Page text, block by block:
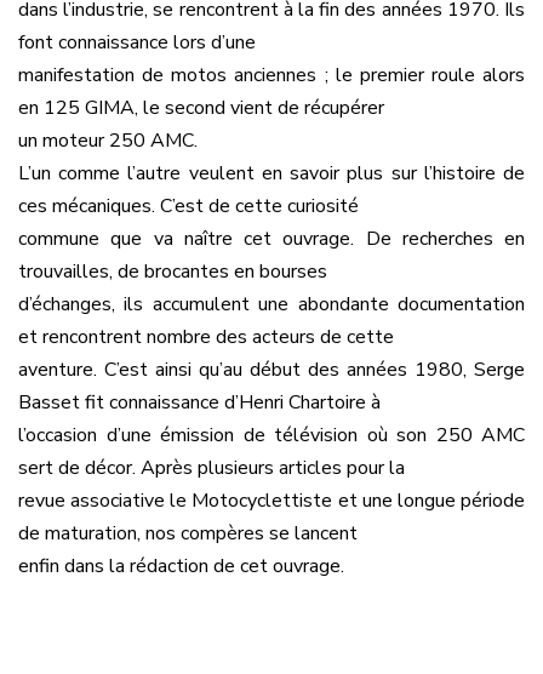
L’un comme l’autre veulent en savoir plus sur l’histoire de
ces mécaniques. C’est de cette curiosité
commune que va naître cet ouvrage. De recherches en
trouvailles, de brocantes en bourses
d’échanges, ils accumulent une abondante documentation
et rencontrent nombre des acteurs de cette
aventure. C’est ainsi qu’au début des années 1980, Serge
Basset fit connaissance d’Henri Chartoire à
l’occasion d’une émission de télévision où son 250 AMC
sert de décor. Après plusieurs articles pour la
revue associative le Motocyclettiste et une longue période
de maturation, nos compères se lancent
enfin dans la rédaction de cet ouvrage.
Chercher